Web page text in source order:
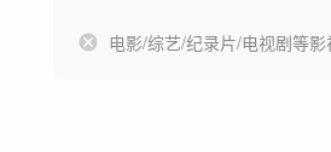
电影/综艺/纪录片/电视剧等影